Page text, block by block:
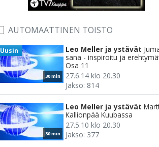
AUTOMAATTINEN TOISTO
30 min
Uusin Leo Meller ja ystävät
sana - inspiroitu ja
Osa 11
27.6.14 klo 20.30
Jakso: 814
30 min
Leo Meller ja ystävät
Kallionpää Kuubassa
27.5.10 klo 20.30
Jakso: 377